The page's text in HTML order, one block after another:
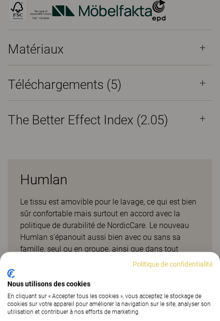
Matériaux
Téléchargements (5)
The Better Effect Index (2.05)
Humlan
Le tissu est amovible pour le lavage, ce qui est bien
sûr confortable mais surtout en accord avec la
politique de durabilité de NordicCare. Le nouveau
Humlan s'épanouit aussi bien avec ou sans sa
famille, seul ou en groupe, ainsi que dans tout
environnement. Pieds en bouleau ou en chêne.
Projets de clients
Politique de confidentialité
Nous utilisons des cookies
En cliquant sur « Accepter tous les cookies », vous acceptez le stockage de
cookies sur votre appareil pour améliorer la navigation sur le site, analyser son
utilisation et contribuer à nos efforts de marketing.